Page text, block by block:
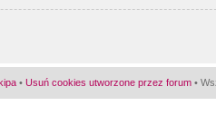
• Usuń cookies utworzone przez forum •